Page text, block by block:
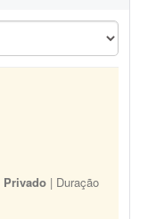
Privado | Duração